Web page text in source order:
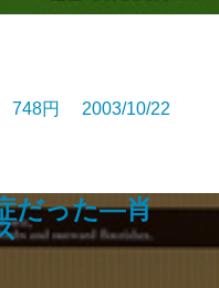
い人
の心
748円 2003/10/22
だった―肖